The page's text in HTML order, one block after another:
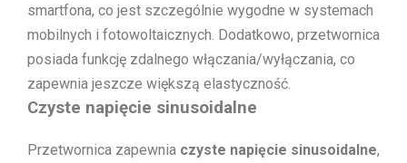
smartfona, co jest szczególnie wygodne w systemach
mobilnych i fotowoltaicznych. Dodatkowo, przetwornica
posiada funkcję zdalnego włączania/wyłączania, co
zapewnia jeszcze większą elastyczność.
Czyste napięcie sinusoidalne
Przetwornica zapewnia czyste napięcie sinusoidalne,